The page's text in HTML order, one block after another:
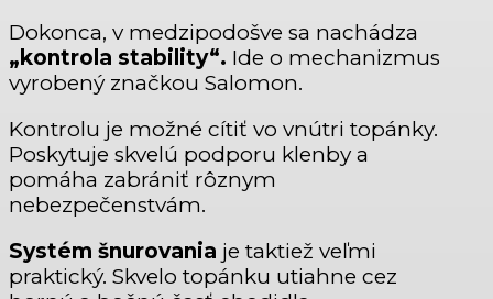
Dokonca, v medzipodošve sa nachádza
„kontrola stability“. Ide o mechanizmus
vyrobený značkou Salomon.
Kontrolu je možné cítiť vo vnútri topánky.
Poskytuje skvelú podporu klenby a
pomáha zabrániť rôznym
nebezpečenstvám.
Systém šnurovania je taktiež veľmi
praktický. Skvelo topánku utiahne cez